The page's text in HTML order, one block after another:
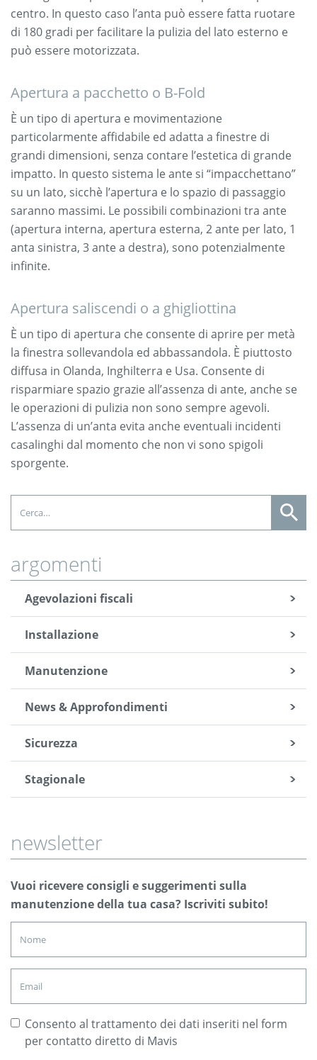
centro. In questo caso l’anta può essere fatta ruotare
di 180 gradi per facilitare la pulizia del lato esterno e
può essere motorizzata.
Apertura a pacchetto o B-Fold
È un tipo di apertura e movimentazione
particolarmente affidabile ed adatta a finestre di
grandi dimensioni, senza contare l’estetica di grande
impatto. In questo sistema le ante si “impacchettano”
su un lato, sicchè l’apertura e lo spazio di passaggio
saranno massimi. Le possibili combinazioni tra ante
(apertura interna, apertura esterna, 2 ante per lato, 1
anta sinistra, 3 ante a destra), sono potenzialmente
infinite.
Apertura saliscendi o a ghigliottina
È un tipo di apertura che consente di aprire per metà
la finestra sollevandola ed abbassandola. È piuttosto
diffusa in Olanda, Inghilterra e Usa. Consente di
risparmiare spazio grazie all’assenza di ante, anche se
le operazioni di pulizia non sono sempre agevoli.
L’assenza di un’anta evita anche eventuali incidenti
casalinghi dal momento che non vi sono spigoli
sporgente.
argomenti
Agevolazioni fiscali
Installazione
Manutenzione
News & Approfondimenti
Sicurezza
Stagionale
newsletter
Vuoi ricevere consigli e suggerimenti sulla
manutenzione della tua casa? Iscriviti subito!
Consento al trattamento dei dati inseriti nel form
per contatto diretto di Mavis